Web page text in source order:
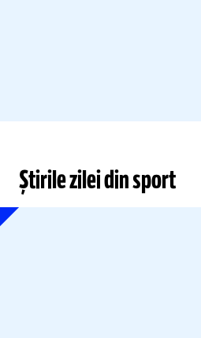
Știrile zilei din sport